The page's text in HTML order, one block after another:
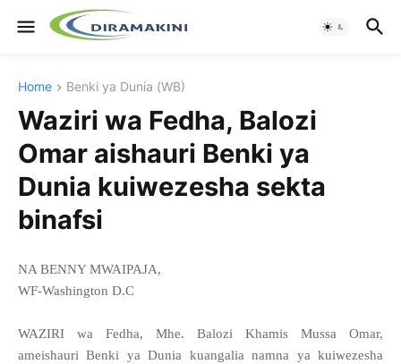
Home Benki ya Dunia (WB)
Waziri wa Fedha, Balozi
Omar aishauri Benki ya
Dunia kuiwezesha sekta
binafsi
NA BENNY MWAIPAJA,
WF-Washington D.C
WAZIRI wa Fedha, Mhe. Balozi Khamis Mussa Omar,
ameishauri Benki ya Dunia kuangalia namna ya kuiwezesha